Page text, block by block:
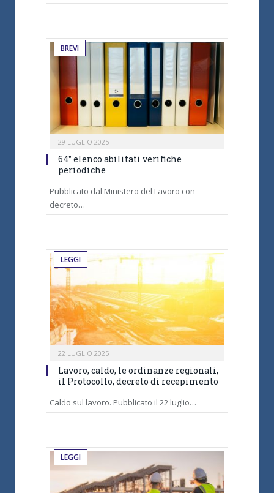
BREVI
29 LUGLIO 2025
64° elenco abilitati verifiche
periodiche
Pubblicato dal Ministero del Lavoro con
decreto…
LEGGI
22 LUGLIO 2025
Lavoro, caldo, le ordinanze regionali,
il Protocollo, decreto di recepimento
Caldo sul lavoro. Pubblicato il 22 luglio…
LEGGI